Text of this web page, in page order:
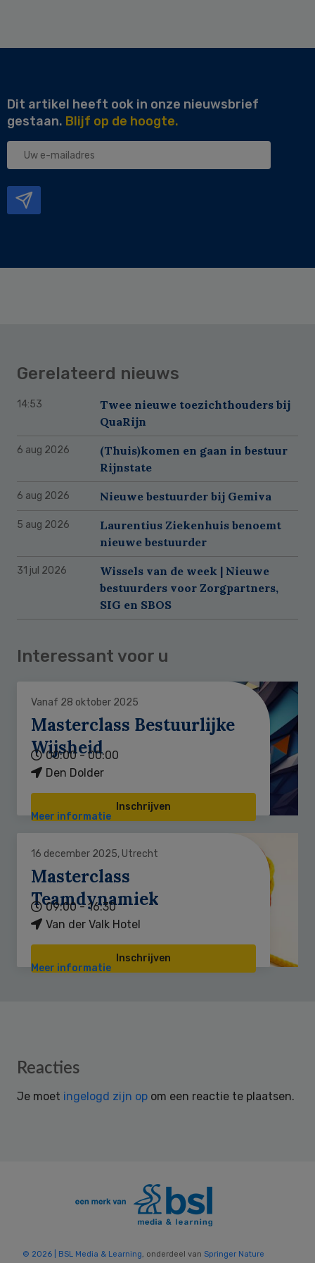
Dit artikel heeft ook in onze nieuwsbrief
gestaan. Blijf op de hoogte.
Uw
Gerelateerd nieuws
14:53
Twee nieuwe toezichthouders bij
QuaRijn
6 aug 2026
(Thuis)komen en gaan in bestuur
Rijnstate
6 aug 2026 Nieuwe bestuurder bij Gemiva
5 aug 2026
Laurentius Ziekenhuis benoemt
nieuwe bestuurder
31 jul 2026
Wissels van de week | Nieuwe
bestuurders voor Zorgpartners,
SIG en SBOS
Interessant voor u
Vanaf 28 oktober 2025
Masterclass Bestuurlijke
Wijsheid
00:00 - 00:00
Den Dolder
Inschrijven
Meer informatie
16 december 2025, Utrecht
Masterclass
Teamdynamiek
09:00 - 16:30
Van der Valk Hotel
Inschrijven
Meer informatie
Reader
Reacties
Je moet ingelogd zijn op om een reactie te plaatsen.
© 2026 | BSL Media & Learning, onderdeel van Springer Nature